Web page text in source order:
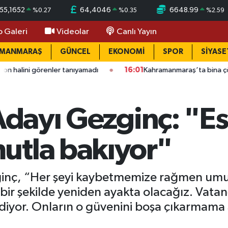
55,1652 %0.27 64,4046 %0.35 6648.99 %2.59
Galeri Videolar Canlı Yayın
GÜNCEL EKONOMİ SPOR
16:01Kahramanmaraş’ta bina çöktü: Mahallede büyük
Gezginç:
bakıyor"
“Her şeyi kaybetmemize rağmen
şekilde yeniden ayakta olacağız.
Onların o güvenini boşa